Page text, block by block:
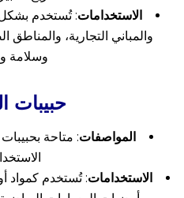
الاستخدامات: تُستخدم بشكل
والمباني التجارية، والمناطق
وسلامة
حبيبات
المواصفات: متاحة
الاستخدامات: تُستخدم كمواد